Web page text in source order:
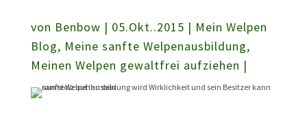
von Benbow | 05.Okt..2015 | Mein Welpen
Blog, Meine sanfte Welpenausbildung,
Meinen Welpen gewaltfrei aufziehen |